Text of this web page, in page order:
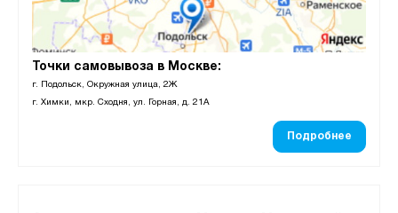
Точки самовывоза в Москве:
г. Подольск, Окружная улица, 2Ж
г. Химки, мкр. Сходня, ул. Горная, д. 21А
Подробнее